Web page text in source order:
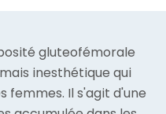
gluteofémorale
inesthétique qui
Il s'agit d'une